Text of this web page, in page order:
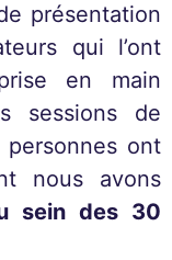
présentation
qui l’ont
en main
sessions de
ont
nous avons
sein des 30